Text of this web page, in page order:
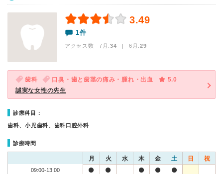
3.49
1件
アクセス数 7月:34 | 6月:29
歯科 口臭・歯と歯茎の痛み・腫れ・出血
5.0
誠実な女性の先生
診療科目：
歯科、小児歯科、歯科口腔外科
診療時間
月 火 水 木 金 土 日 祝
09:00-13:00